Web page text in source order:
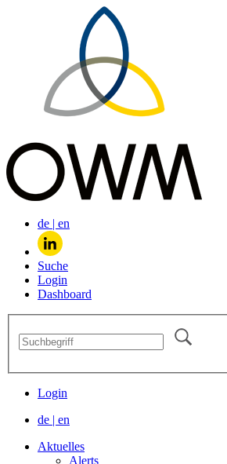
de | en
Suche
Login
Dashboard
Login
de | en
Aktuelles
Alerts